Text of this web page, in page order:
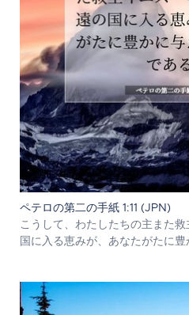
ペテロの第二の手紙 1:11 (JPN)
こうして、わたしたちの主また
国に入る恵みが、あなたがたに豊